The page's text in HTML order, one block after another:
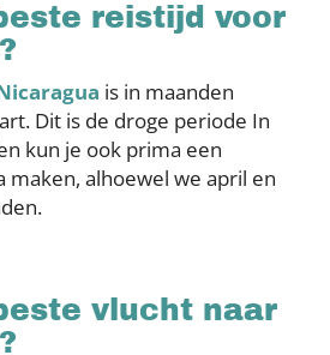
reistijd voor
is in maanden
Dit is de droge periode In
kun je ook prima een
maken, alhoewel we april en
vlucht naar